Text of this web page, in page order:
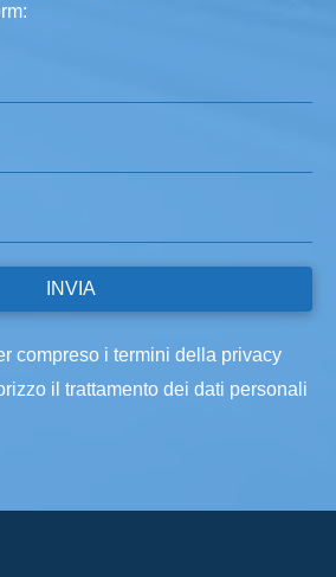
compreso i termini della privacy
il trattamento dei dati personali